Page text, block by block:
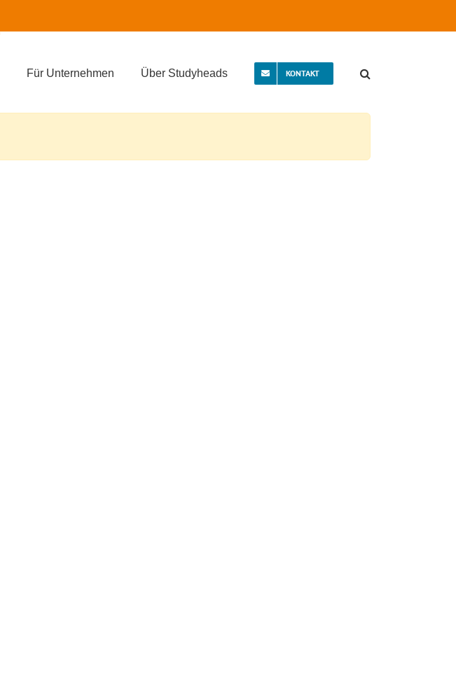
Für Unternehmen Über Studyheads KONTAKT